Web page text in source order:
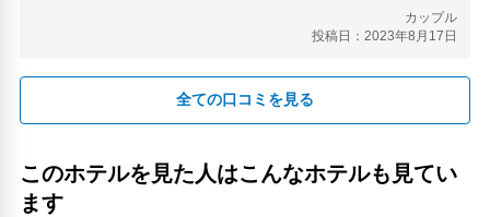
カップル
投稿日：2023年8月17日
全ての口コミを見る
このホテルを見た人はこんなホテルも見てい
ます